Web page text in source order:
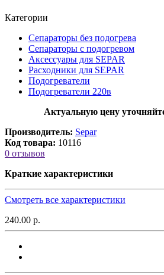
Категории
Сепараторы без подогрева
Сепараторы с подогревом
Аксессуары для SEPAR
Расходники для SEPAR
Подогреватели
Подогреватели 220в
Актуальную цену
Производитель: Separ
Код товара: 10116
0 отзывов
Краткие характеристики
Смотреть все характеристики
240.00 р.